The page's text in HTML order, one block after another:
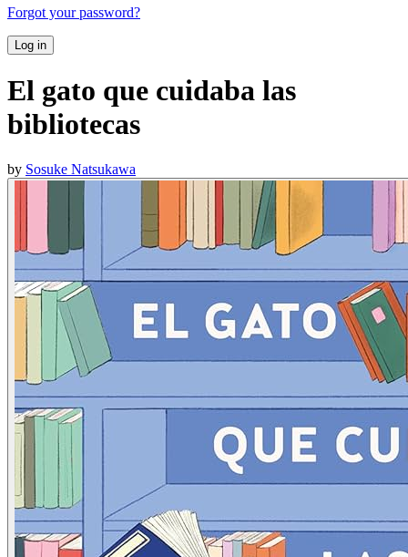
Forgot your password?
Log in
El gato que cuidaba las
bibliotecas
by Sosuke Natsukawa